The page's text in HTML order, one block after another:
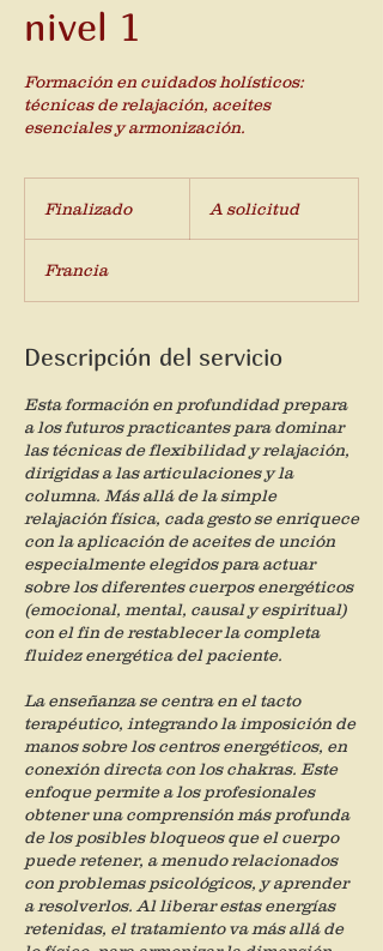
nivel 1
Formación en cuidados holísticos:
técnicas de relajación, aceites
esenciales y armonización.
FinalizadoF
l
z
a
o
A solicitud
Francia
Descripción del servicio
Esta formación en profundidad prepara
a los futuros practicantes para dominar
las técnicas de flexibilidad y relajación,
dirigidas a las articulaciones y la
columna. Más allá de la simple
relajación física, cada gesto se enriquece
con la aplicación de aceites de unción
especialmente elegidos para actuar
sobre los diferentes cuerpos energéticos
(emocional, mental, causal y espiritual)
con el fin de restablecer la completa
fluidez energética del paciente.
La enseñanza se centra en el tacto
terapéutico, integrando la imposición de
manos sobre los centros energéticos, en
conexión directa con los chakras. Este
enfoque permite a los profesionales
obtener una comprensión más profunda
de los posibles bloqueos que el cuerpo
puede retener, a menudo relacionados
con problemas psicológicos, y aprender
a resolverlos. Al liberar estas energías
retenidas, el tratamiento va más allá de